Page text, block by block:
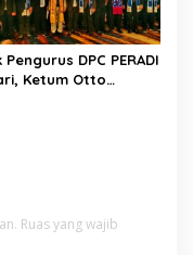
DPC PERADI
Ketum Otto
Ruas yang wajib